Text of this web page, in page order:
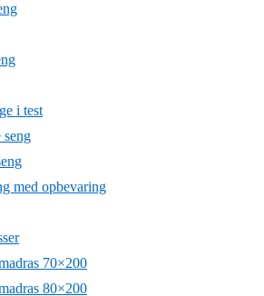
i test
seng
med opbevaring
70×200
80×200